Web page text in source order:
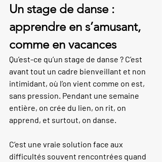
Un stage de danse :
apprendre en s’amusant,
comme en vacances
Qu’est-ce qu’un stage de danse ? C’est
avant tout un cadre bienveillant et non
intimidant, où l’on vient comme on est,
sans pression. Pendant une semaine
entière, on crée du lien, on rit, on
apprend, et surtout, on danse.
C’est une vraie solution face aux
difficultés souvent rencontrées quand